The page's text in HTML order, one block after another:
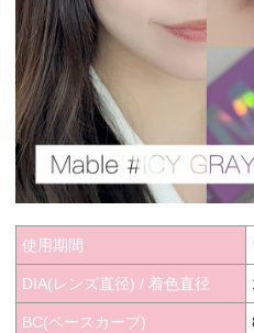
使用期間
DIA(レンズ直径) / 着色直径
BC(ベースカーブ)